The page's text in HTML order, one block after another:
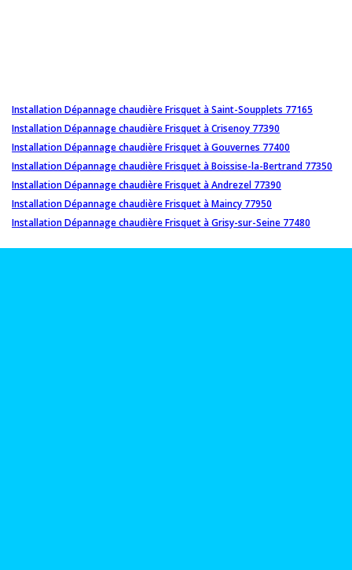
Installation Dépannage chaudière Frisquet à Saint-Soupplets 77165
Installation Dépannage chaudière Frisquet à Crisenoy 77390
Installation Dépannage chaudière Frisquet à Gouvernes 77400
Installation Dépannage chaudière Frisquet à Boissise-la-Bertrand 77350
Installation Dépannage chaudière Frisquet à Andrezel 77390
Installation Dépannage chaudière Frisquet à Maincy 77950
Installation Dépannage chaudière Frisquet à Grisy-sur-Seine 77480